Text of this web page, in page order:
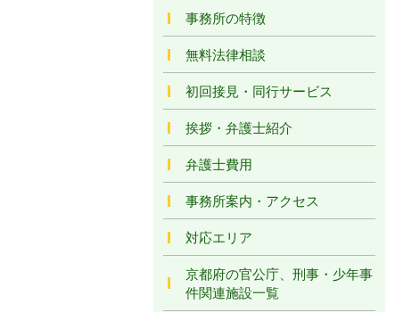
事務所の特徴
無料法律相談
初回接見・同行サービス
挨拶・弁護士紹介
弁護士費用
事務所案内・アクセス
対応エリア
京都府の官公庁、刑事・少年事
件関連施設一覧